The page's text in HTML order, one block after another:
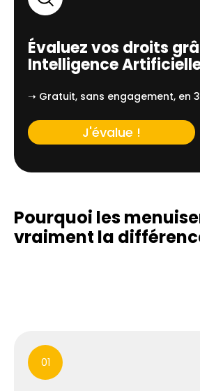
Évaluez vos droits
Intelligence
➝ Gratuit, sans engagement, en
J'évalue !
Pourquoi les
vraiment la
01